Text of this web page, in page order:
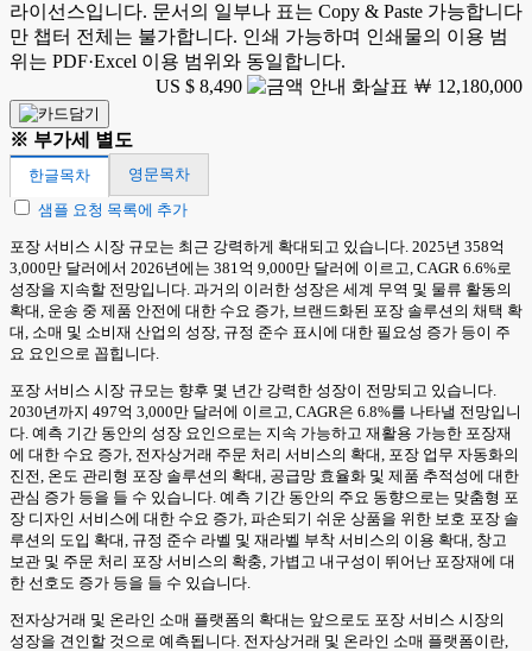
라이선스입니다. 문서의 일부나 표는 Copy & Paste 가능합니다
만 챕터 전체는 불가합니다. 인쇄 가능하며 인쇄물의 이용 범
위는 PDF·Excel 이용 범위와 동일합니다.
US $ 8,490
￦ 12,180,000
※ 부가세 별도
한글목차
영문목차
샘플 요청 목록에 추가
포장 서비스 시장 규모는 최근 강력하게 확대되고 있습니다. 2025년 358억
3,000만 달러에서 2026년에는 381억 9,000만 달러에 이르고, CAGR 6.6%로
성장을 지속할 전망입니다. 과거의 이러한 성장은 세계 무역 및 물류 활동의
확대, 운송 중 제품 안전에 대한 수요 증가, 브랜드화된 포장 솔루션의 채택 확
대, 소매 및 소비재 산업의 성장, 규정 준수 표시에 대한 필요성 증가 등이 주
요 요인으로 꼽힙니다.
포장 서비스 시장 규모는 향후 몇 년간 강력한 성장이 전망되고 있습니다.
2030년까지 497억 3,000만 달러에 이르고, CAGR은 6.8%를 나타낼 전망입니
다. 예측 기간 동안의 성장 요인으로는 지속 가능하고 재활용 가능한 포장재
에 대한 수요 증가, 전자상거래 주문 처리 서비스의 확대, 포장 업무 자동화의
진전, 온도 관리형 포장 솔루션의 확대, 공급망 효율화 및 제품 추적성에 대한
관심 증가 등을 들 수 있습니다. 예측 기간 동안의 주요 동향으로는 맞춤형 포
장 디자인 서비스에 대한 수요 증가, 파손되기 쉬운 상품을 위한 보호 포장 솔
루션의 도입 확대, 규정 준수 라벨 및 재라벨 부착 서비스의 이용 확대, 창고
보관 및 주문 처리 포장 서비스의 확충, 가볍고 내구성이 뛰어난 포장재에 대
한 선호도 증가 등을 들 수 있습니다.
전자상거래 및 온라인 소매 플랫폼의 확대는 앞으로도 포장 서비스 시장의
성장을 견인할 것으로 예측됩니다. 전자상거래 및 온라인 소매 플랫폼이란,